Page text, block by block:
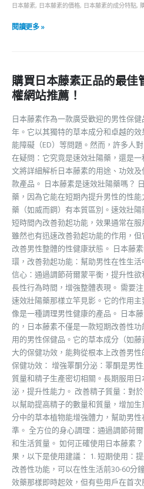
日本藤素, 日本藤素的價格, 日本藤素的成分特點,
閱讀更多 »
購買日本藤素正品的最佳
權網站推薦！
日本藤素作為一款廣受歡迎的男性保
年。它以其獨特的草本成分和卓越的
能障礙（ED）等問題。然而，許多人
在疑問：它究竟是速效壯陽藥，還是
文將詳細解析日本藤素的用途、功效
款產品。 日本藤素是速效壯陽藥嗎？
藥，因為它能在短期內提升男性的性
藥（如威而鋼）有本質區別。速效壯
短時間內改善勃起功能，效果通常在
雖然也有迅速改善勃起功能的作用，
改善男性整體的性健康狀態。 日本藤
環，改善勃起功能：幫助男性在性生
信心：通過調節荷爾蒙平衡，提升性
長性行為時間，增強整體表現。 需要
速效壯陽藥那樣立竿見影。它的作用
像是一種調理男性健康的產品。 日本
的，日本藤素不僅是一款短期改善性
用的男性保健品。它的草本成分（如
大的保健功效，能夠從根本上改善男
保健功效： 增強睪酮分泌：睪酮是男
質量和精子生產密切相關。長期服用
泌，提升性能力。 改善精子質量：對
以幫助提高精子的數量和質量，增加
分中的草本植物能增強體力，幫助男
準。 全方位的身心調理：通過調節荷
和生活質量。 如何正確使用日本藤素
果，以下是使用建議： 1. 短期使用：
改善性功能，可以在性生活前30-60分
效藥那樣即時起效，但有些用戶在首